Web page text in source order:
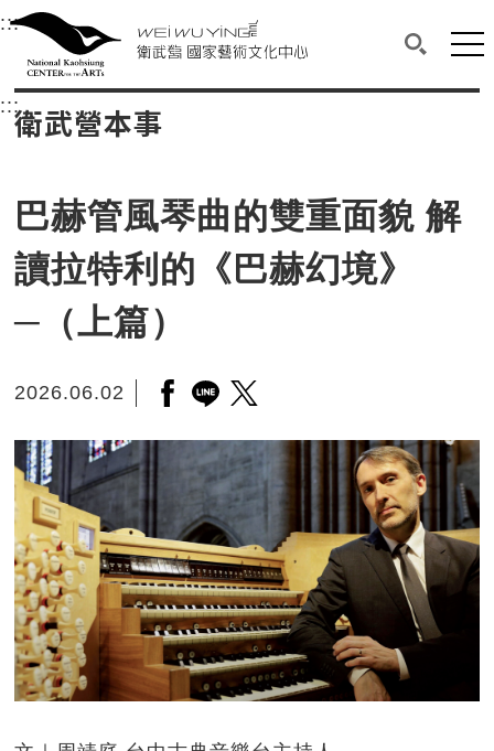
衛武營國家藝術文化中心
中央內容區塊，為本頁主要內容區。
:::選單連結區塊，此區塊列有本網站主要連結。
衛武營國家藝術文化中心
搜尋(開
網
:::中央內容區塊，為本頁主要內容區。
衛武營本事
巴赫管風琴曲的雙重面貌 解
讀拉特利的《巴赫幻境》
─（上篇）
2026.06.02 另開新視窗分享至facebook
另開新視窗分享至line
另開新視窗分享至twitter